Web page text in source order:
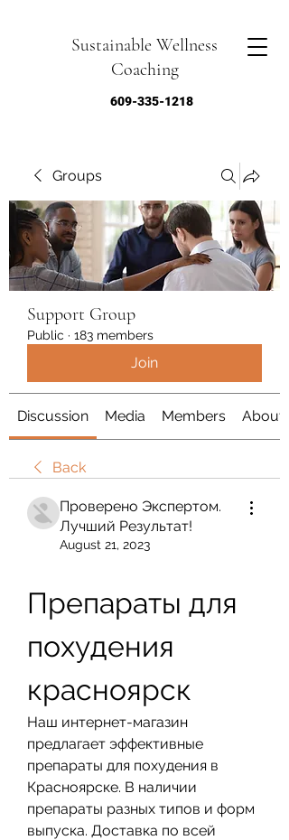
Sustainable Wellness
Coaching
609-335-1218
Groups
Support Group
Public · 183 members
Join
Discussion Media Members About
Back
Проверено Экспертом.
Лучший Результат!
August 21, 2023
Препараты для
похудения
красноярск
Наш интернет-магазин
предлагает эффективные
препараты для похудения в
Красноярске. В наличии
препараты разных типов и форм
выпуска. Доставка по всей